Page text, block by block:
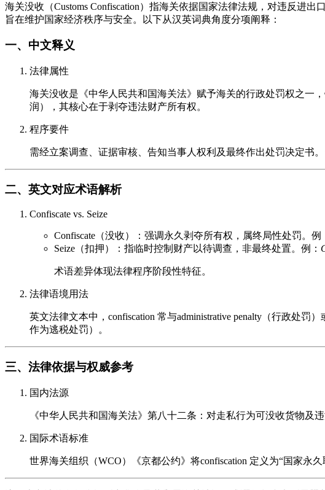
海关没收（Customs Confiscation）指海关依据国家法律法规，对违反进
旨在维护国家经济秩序与安全。以下从汉英词典角度分项阐释：
一、中文释义
法律属性
海关没收是《中华人民共和国海关法》赋予海关的行政处罚权之一
润），其核心在于剥夺违法财产所有权。
程序要件
需经立案调查、证据审核、告知当事人权利及最终作出处罚决定书
二、英文对应术语解析
Confiscate vs. Seize
Confiscate（没收）：强调永久剥夺所有权，属终局性处罚。例
Seize（扣押）：指临时控制财产以待调查，非最终处置。例：
术语差异体现法律程序阶段性特征。
法律语境用法
英文法律文本中，confiscation 常与administrative penalty（行政处罚
作为逃税处罚）。
三、法律依据与权威参考
国内法源
《中华人民共和国海关法》第八十二条：对走私行为可没收货物及
国际术语标准
世界海关组织（WCO）《京都公约》将confiscation 定义为“国家永